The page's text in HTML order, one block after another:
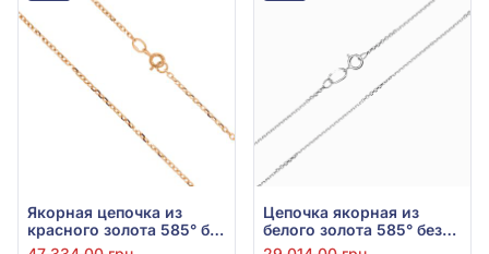
Якорная цепочка из
красного золота 585° без
вставки, арт. 888205
Цепочка якорная из
белого золота 585° без
вставки, арт. 1000010б